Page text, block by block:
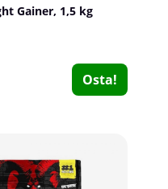
Gainer, 1,5 kg
Osta!